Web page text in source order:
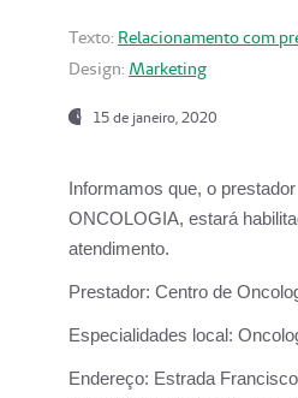
Texto: Relacionamento com
Design: Marketing
15 de janeiro, 2020
Informamos que, o
ONCOLOGIA, estará
atendimento.
Prestador: Centro de
Especialidades local:
Endereço: Estrada